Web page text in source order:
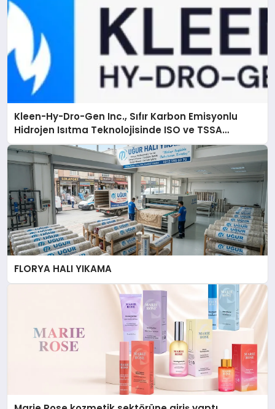
Kleen-Hy-Dro-Gen Inc., Sıfır Karbon Emisyonlu
Hidrojen Isıtma Teknolojisinde ISO ve TSSA
Düzenleyici Onaylarını Aldı
FLORYA HALI YIKAMA